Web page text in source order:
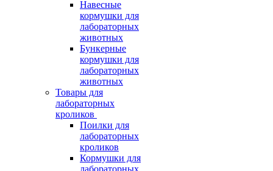
Навесные
кормушки для
лабораторных
животных
Бункерные
кормушки для
лабораторных
животных
Товары для
лабораторных
кроликов
Поилки для
лабораторных
кроликов
Кормушки для
лабораторных